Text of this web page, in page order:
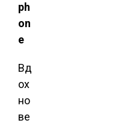
ph
on
e
Вд
ох
но
ве